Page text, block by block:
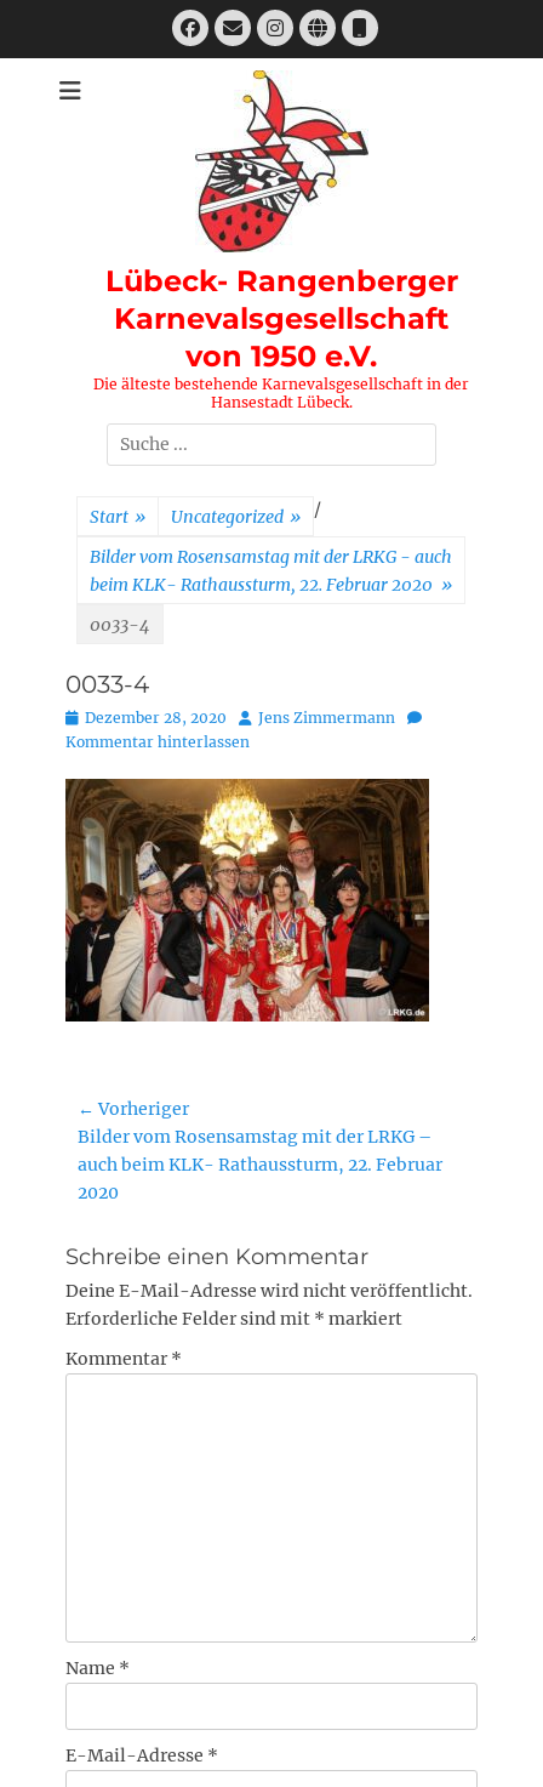
Facebook
E-
Mail
Instagram
WebsiteTelefon
Lübeck- Rangenberger
Karnevalsgesellschaft
von 1950 e.V.
Die älteste bestehende Karnevalsgesellschaft in der
Hansestadt Lübeck.
Suchen
nach:
Start » Uncategorized » /
Bilder vom Rosensamstag mit der LRKG - auch
beim KLK- Rathaussturm, 22. Februar 2020 »
0033-4
0033-4
Posted
on
Dezember 28, 2020 AutorJens Zimmermann
Kommentar hinterlassen
Beitragsnavigation
← Vorheriger
Vorheriger
Beitrag:
Bilder vom Rosensamstag mit der LRKG –
auch beim KLK- Rathaussturm, 22. Februar
2020
Schreibe einen Kommentar
Deine E-Mail-Adresse wird nicht veröffentlicht.
Erforderliche Felder sind mit * markiert
Kommentar *
Name *
E-Mail-Adresse *